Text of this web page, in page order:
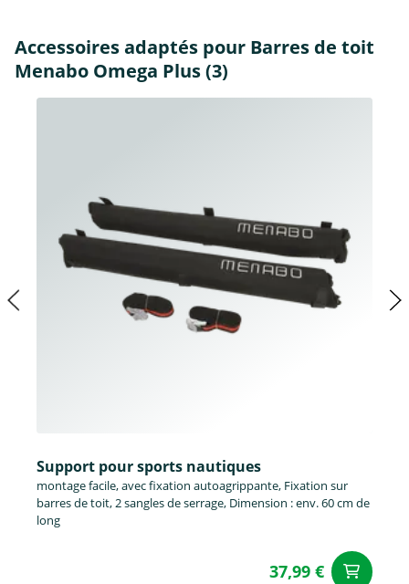
Accessoires adaptés pour Barres de toit
Menabo Omega Plus (3)
Support pour sports nautiques
montage facile, avec fixation autoagrippante, Fixation sur
barres de toit, 2 sangles de serrage, Dimension : env. 60 cm de
long
37,99 €